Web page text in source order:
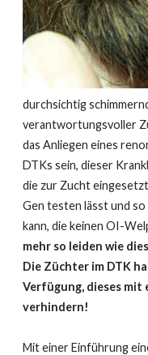
durchsichtig
verantwortungsvoller
das Anliegen eines
DTKs sein, dieser
die zur Zucht
Gen testen lässt und
kann, die keinen OI-
mehr so leiden wie
Die Züchter im DTK
Verfügung, dieses mit
verhindern!
Mit einer Einführung